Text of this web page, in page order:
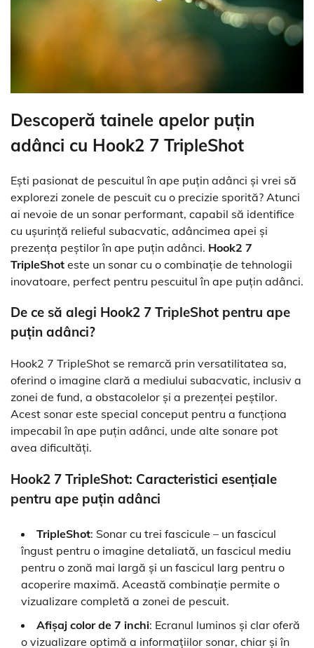
Descoperă tainele apelor puțin
adânci cu Hook2 7 TripleShot
Ești pasionat de pescuitul în ape puțin adânci și vrei să
explorezi zonele de pescuit cu o precizie sporită? Atunci
ai nevoie de un sonar performant, capabil să identifice
cu ușurință relieful subacvatic, adâncimea apei și
prezența peștilor în ape puțin adânci. Hook2 7
TripleShot este un sonar cu o combinație de tehnologii
inovatoare, perfect pentru pescuitul în ape puțin adânci.
De ce să alegi Hook2 7 TripleShot pentru ape
puțin adânci?
Hook2 7 TripleShot se remarcă prin versatilitatea sa,
oferind o imagine clară a mediului subacvatic, inclusiv a
zonei de fund, a obstacolelor și a prezenței peștilor.
Acest sonar este special conceput pentru a funcționa
impecabil în ape puțin adânci, unde alte sonare pot
avea dificultăți.
Hook2 7 TripleShot: Caracteristici esențiale
pentru ape puțin adânci
TripleShot: Sonar cu trei fascicule – un fascicul
îngust pentru o imagine detaliată, un fascicul mediu
pentru o zonă mai largă și un fascicul larg pentru o
acoperire maximă. Această combinație permite o
vizualizare completă a zonei de pescuit.
Afișaj color de 7 inchi: Ecranul luminos și clar oferă
o vizualizare optimă a informațiilor sonar, chiar și în